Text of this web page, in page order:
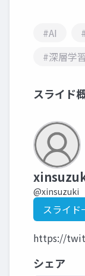
#AI
#深層学
スライド
@xinsuzuki
スライド
https://
シェア